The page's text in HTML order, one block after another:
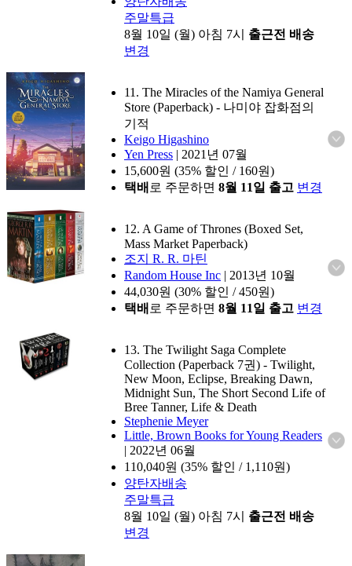
주말특급
8월 10일 (월) 아침 7시 출근전 배송
변경
11. The Miracles of the Namiya General
Store (Paperback) - 나미야 잡화점의
기적
Keigo Higashino
Yen Press | 2021년 07월
15,600원 (35% 할인 / 160원)
택배 로 주문하면 8월 11일 출고 변경
12. A Game of Thrones (Boxed Set,
Mass Market Paperback)
조지 R. R. 마틴
Random House Inc | 2013년 10월
44,030원 (30% 할인 / 450원)
택배 로 주문하면 8월 11일 출고 변경
13. The Twilight Saga Complete
Collection (Paperback 7권) - Twilight,
New Moon, Eclipse, Breaking Dawn,
Midnight Sun, The Short Second Life of
Bree Tanner, Life & Death
Stephenie Meyer
Little, Brown Books for Young Readers
| 2022년 06월
110,040원 (35% 할인 / 1,110원)
양탄자배송
주말특급
8월 10일 (월) 아침 7시 출근전 배송
변경